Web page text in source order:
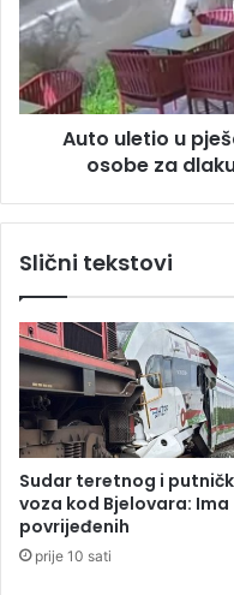
u
k
h
t
a
p
o
r
t
v
a
n
h
e
u
l
e
t
i
š
k
u
z
o
n
u
S
a
r
Auto uletio u
osobe za
Slični tekstovi
Sudar teretnog i
voza kod Bjelovara: Ima
povrijeđenih
prije 10 sati